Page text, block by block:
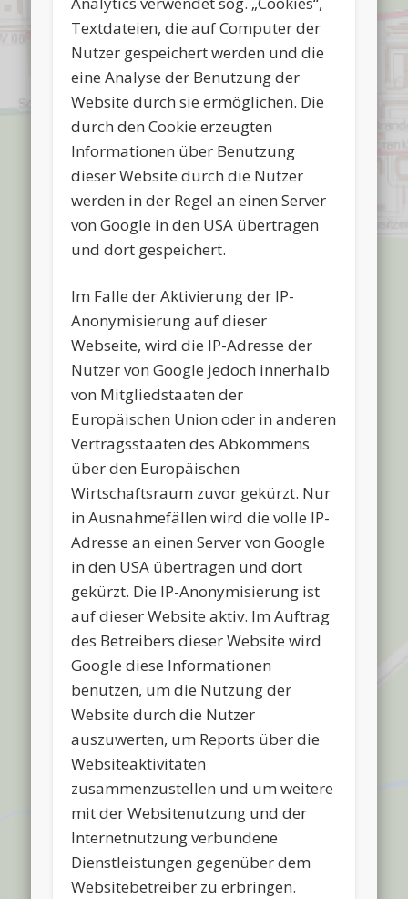
Textdateien, die auf Computer der
Nutzer gespeichert werden und die
eine Analyse der Benutzung der
Website durch sie ermöglichen. Die
durch den Cookie erzeugten
Informationen über Benutzung
dieser Website durch die Nutzer
werden in der Regel an einen Server
von Google in den USA übertragen
und dort gespeichert.
Im Falle der Aktivierung der IP-
Anonymisierung auf dieser
Webseite, wird die IP-Adresse der
Nutzer von Google jedoch innerhalb
von Mitgliedstaaten der
Europäischen Union oder in anderen
Vertragsstaaten des Abkommens
über den Europäischen
Wirtschaftsraum zuvor gekürzt. Nur
in Ausnahmefällen wird die volle IP-
Adresse an einen Server von Google
in den USA übertragen und dort
gekürzt. Die IP-Anonymisierung ist
auf dieser Website aktiv. Im Auftrag
des Betreibers dieser Website wird
Google diese Informationen
benutzen, um die Nutzung der
Website durch die Nutzer
auszuwerten, um Reports über die
Websiteaktivitäten
zusammenzustellen und um weitere
mit der Websitenutzung und der
Internetnutzung verbundene
Dienstleistungen gegenüber dem
Websitebetreiber zu erbringen.